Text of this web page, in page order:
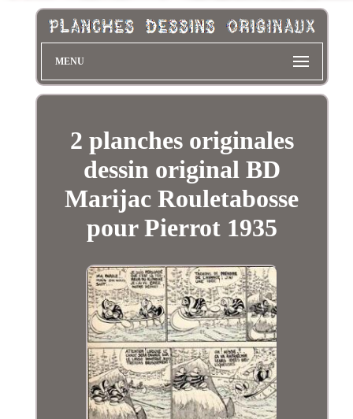
MENU
2 planches originales
dessin original BD
Marijac Rouletabosse
pour Pierrot 1935